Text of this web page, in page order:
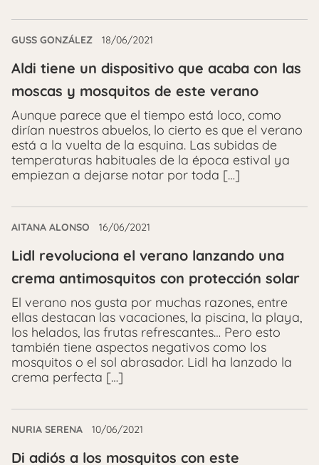
GUSS GONZÁLEZ 18/06/2021
Aldi tiene un dispositivo que acaba con las
moscas y mosquitos de este verano
Aunque parece que el tiempo está loco, como
dirían nuestros abuelos, lo cierto es que el verano
está a la vuelta de la esquina. Las subidas de
temperaturas habituales de la época estival ya
empiezan a dejarse notar por toda […]
AITANA ALONSO 16/06/2021
Lidl revoluciona el verano lanzando una
crema antimosquitos con protección solar
El verano nos gusta por muchas razones, entre
ellas destacan las vacaciones, la piscina, la playa,
los helados, las frutas refrescantes… Pero esto
también tiene aspectos negativos como los
mosquitos o el sol abrasador. Lidl ha lanzado la
crema perfecta […]
NURIA SERENA 10/06/2021
Di adiós a los mosquitos con este